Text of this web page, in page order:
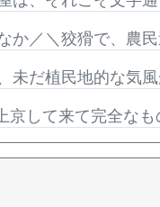
／＼狡猾で、農
だ植民地的な気
して来て完全なも